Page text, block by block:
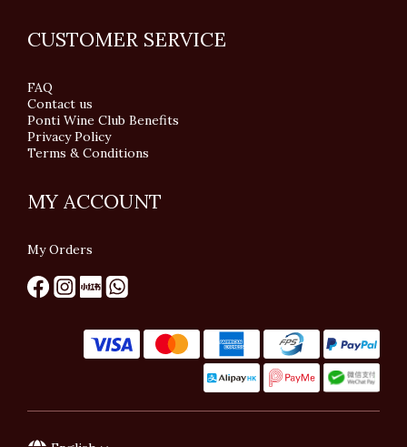
CUSTOMER SERVICE
FAQ
Contact us
Ponti Wine Club Benefits
Privacy Policy
Terms & Conditions
MY ACCOUNT
My Orders